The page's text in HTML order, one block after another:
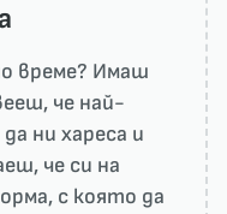
време? Имаш
че най-
ни харесa и
че си на
с която да